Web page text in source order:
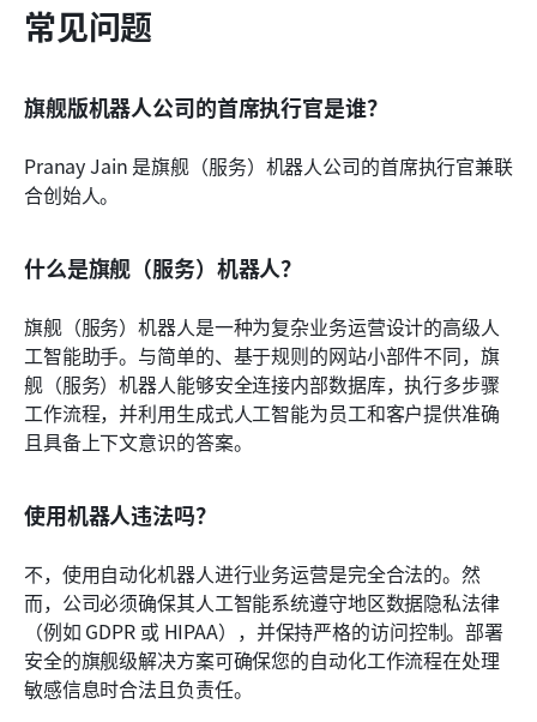
常见问题
旗舰版机器人公司的首席执行官是谁？
Pranay Jain 是旗舰（服务）机器人公司的首席执行官兼联
合创始人。
什么是旗舰（服务）机器人？
旗舰（服务）机器人是一种为复杂业务运营设计的高级人
工智能助手。与简单的、基于规则的网站小部件不同，旗
舰（服务）机器人能够安全连接内部数据库，执行多步骤
工作流程，并利用生成式人工智能为员工和客户提供准确
且具备上下文意识的答案。
使用机器人违法吗？
不，使用自动化机器人进行业务运营是完全合法的。然
而，公司必须确保其人工智能系统遵守地区数据隐私法律
（例如 GDPR 或 HIPAA），并保持严格的访问控制。部署
安全的旗舰级解决方案可确保您的自动化工作流程在处理
敏感信息时合法且负责任。